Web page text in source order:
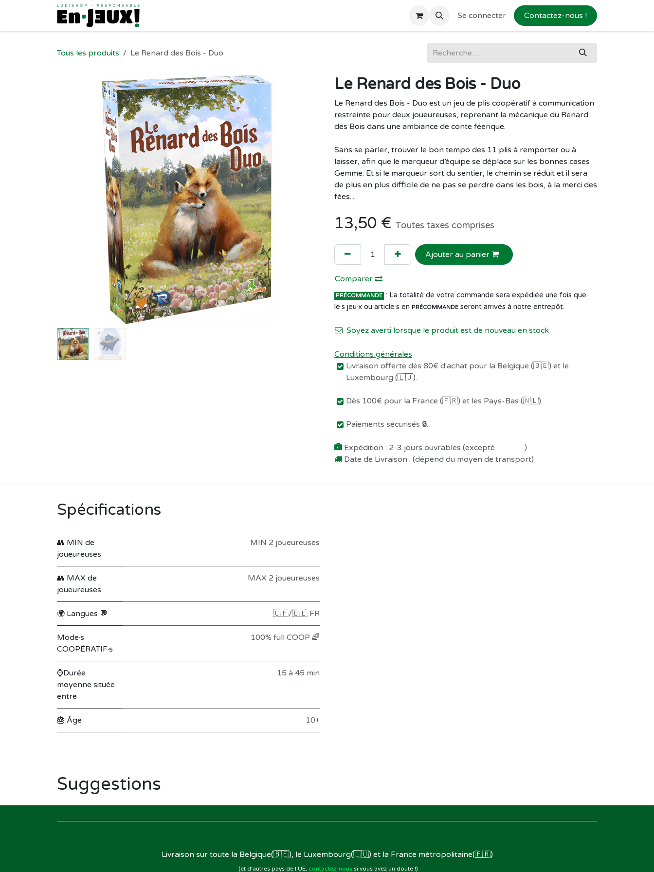
Se rendre au contenu
Se connecter Contactez-nous !
Tous les produits Le Renard des Bois - Duo
Le Renard des Bois - Duo
Le Renard des Bois - Duo est un jeu de plis coopératif à communication
restreinte pour deux joueureuses, reprenant la mécanique du Renard
des Bois dans une ambiance de conte féerique.
Sans se parler, trouver le bon tempo des 11 plis à remporter ou à
laisser, afin que le marqueur d’équipe se déplace sur les bonnes cases
Gemme. Et si le marqueur sort du sentier, le chemin se réduit et il sera
de plus en plus difficile de ne pas se perdre dans les bois, à la merci des
fées...
13,50 € Toutes taxes comprises
Ajouter au panier
Comparer
PRÉCOMMANDE : La totalité de votre commande sera expédiée une fois que
le·s jeu·x ou article·s en PRÉCOMMANDE seront arrivés à notre entrepôt.
Soyez averti lorsque le produit est de nouveau en stock
Conditions générales
Livraison offerte dès 80€ d'achat pour la Belgique (🇧🇪) et le
Luxembourg (🇱🇺).
Dès 100€ pour la France (🇫🇷) et les Pays-Bas (🇳🇱).
Paiements sécurisés 🔒.
Expédition : 2-3 jours ouvrables (excepté
)
Date de Livraison : (dépend du moyen de transport)
Spécifications
👥 MIN de
joueureuses
MIN 2 joueureuses
👥 MAX de
joueureuses
MAX 2 joueureuses
🌍 Langues 💬 🇨🇵/🇧🇪 FR
Mode·s
COOPÉRATIF·s
100% full COOP 🌈
⌚Durée
moyenne située
entre
15 à 45 min
🎂 Âge 10+
Suggestions
Livraison sur toute la Belgique(🇧🇪), le Luxembourg(🇱🇺) et la France métropolitaine(🇫🇷)
(et d'autres pays de l'UE, contactez-noussi vous avez un doute !)